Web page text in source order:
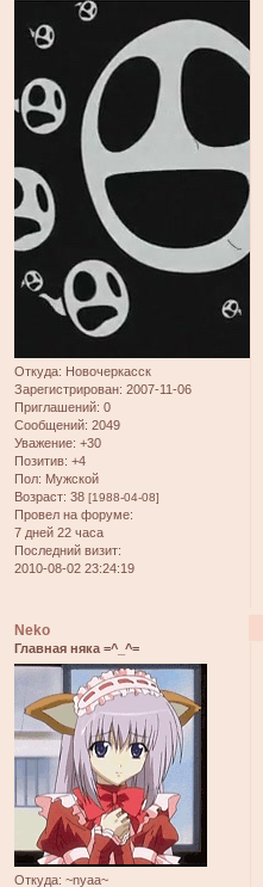
Откуда: Новочеркасск
Зарегистрирован: 2007-11-06
Приглашений: 0
Сообщений: 2049
Уважение: +30
Позитив: +4
Пол: Мужской
Возраст: 38 [1988-04-08]
Провел на форуме:
7 дней 22 часа
Последний визит:
2010-08-02 23:24:19
Neko
Главная няка =^_^=
Откуда: ~nyaa~